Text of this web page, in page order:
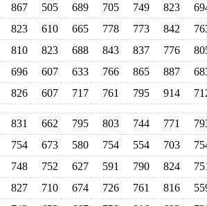
867 505 689 705 749 823
823 610 665 778 773 842
810 823 688 843 837 776
696 607 633 766 865 887
826 607 717 761 795 914
831 662 795 803 744 771
754 673 580 754 554 703
748 752 627 591 790 824
827 710 674 726 761 816